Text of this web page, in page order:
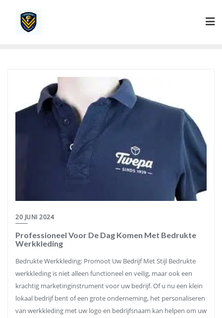
20 JUNI 2024
Professioneel Voor De Dag Komen Met Bedrukte
Werkkleding
Bedrukte Werkkleding: Promoot Uw Bedrijf Met Stijl Bedrukte
werkkleding is niet alleen functioneel en veilig, maar ook een
krachtig marketinginstrument voor uw bedrijf. Of u nu een klein
lokaal bedrijf bent of een grote onderneming, het personaliseren
van werkkleding met uw logo en bedrijfsnaam kan helpen om uw